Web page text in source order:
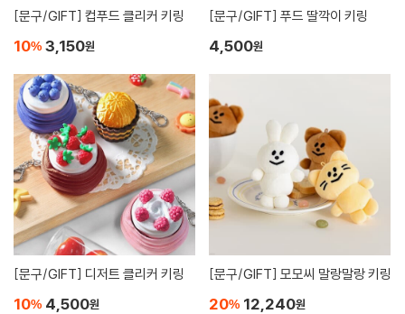
[문구/GIFT] 컵푸드 클리커 키링
10% 3,150원
[문구/GIFT] 푸드 딸깍이 키링
4,500원
[문구/GIFT] 디저트 클리커 키링
10% 4,500원
[문구/GIFT] 모모씨 말랑말랑 키링
20% 12,240원